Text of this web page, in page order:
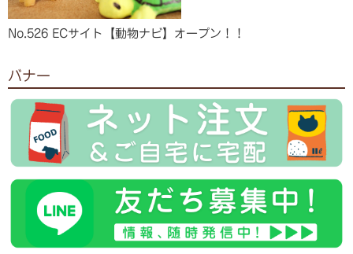
No.526 ECサイト【動物ナビ】オープン！！
バナー